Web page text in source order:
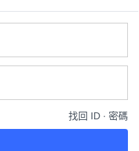
找回 ID ∙ 密碼